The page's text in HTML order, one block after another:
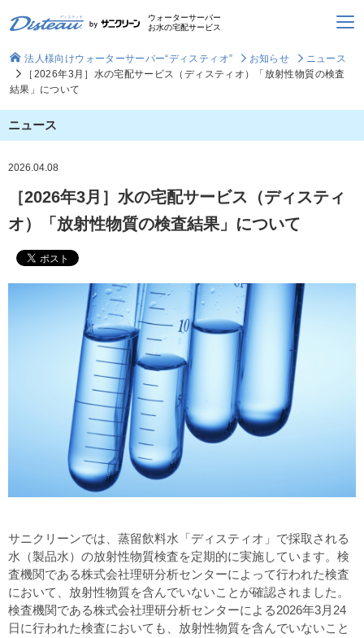
ウォーターサーバー
お水の宅配サービス
法人様向けウォーターサーバー“ディスティオ” お知らせ
ニュース
［2026年3月］水の宅配サービス（ディスティオ）「放射性物質の検査
結果」について
ニュース
2026.04.08
［2026年3月］水の宅配サービス（ディスティ
オ）「放射性物質の検査結果」について
サニクリーンでは、蒸留飲料水「ディスティオ」で採取される
水（製品水）の放射性物質検査を定期的に実施しています。検
査機関である株式会社理研分析センターによって行われた検査
において、放射性物質を含んでいないことが確認されました。
検査機関である株式会社理研分析センターによる2026年3月24
日に行われた検査においても、放射性物質を含んでいないこと